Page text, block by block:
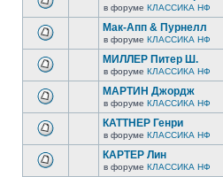
в форуме КЛАССИКА НФ
Мак-Апп & Пурнелл
в форуме КЛАССИКА НФ
МИЛЛЕР Питер Ш.
в форуме КЛАССИКА НФ
МАРТИН Джордж
в форуме КЛАССИКА НФ
КАТТНЕР Генри
в форуме КЛАССИКА НФ
КАРТЕР Лин
в форуме КЛАССИКА НФ